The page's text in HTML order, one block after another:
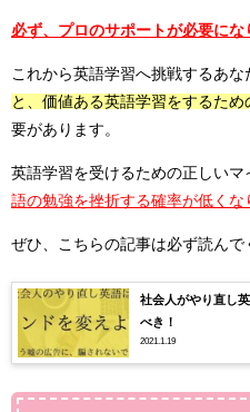
必ず、プロのサポートが必要にな
これから英語学習へ挑戦するあな
と、価値ある英語学習をするため
要があります。
英語学習を受けるための正しいマ
語の勉強を挫折する確率が低くな
ぜひ、こちらの記事は必ず読んで
社会人がやり直し
べき！
2021.1.19